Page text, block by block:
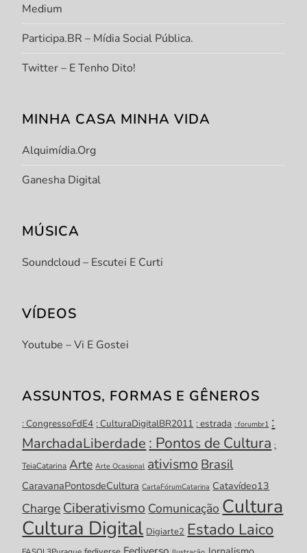
Medium
Participa.BR – Mídia Social Pública.
Twitter – E Tenho Dito!
MINHA CASA MINHA VIDA
Alquimídia.org
Ganesha Digital
MÚSICA
Soundcloud – Escutei E Curti
VÍDEOS
Youtube – Vi E Gostei
ASSUNTOS, FORMAS E GÊNEROS
: CongressoFdE4 : CulturaDigitalBR2011 : estrada : forumbr1 :
MarchadaLiberdade : Pontos de Cultura :
TeiaCatarina Arte Arte Ocasional ativismo Brasil
CaravanaPontosdeCultura CartaFórumCatarina Catavídeo13
Charge Ciberativismo Comunicação Cultura
Cultura Digital Digiarte2 Estado Laico